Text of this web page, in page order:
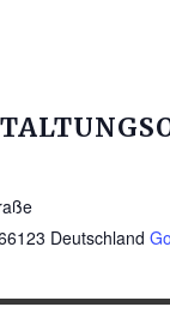
Deutschland